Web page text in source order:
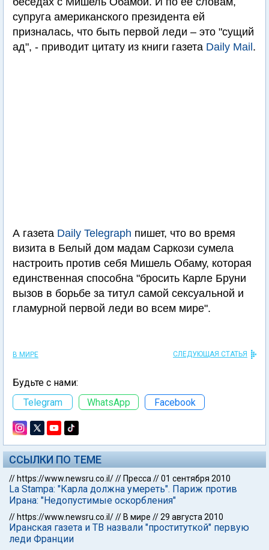
супруга американского президента ей
призналась, что быть первой леди – это "сущий
ад", - приводит цитату из книги газета Daily Mail .
А газета Daily Telegraph пишет, что во время
визита в Белый дом мадам Саркози сумела
настроить против себя Мишель Обаму, которая
единственная способна "бросить Карле Бруни
вызов в борьбе за титул самой сексуальной и
гламурной первой леди во всем мире".
В МИРЕ СЛЕДУЮЩАЯ СТАТЬЯ
Будьте с нами:
Telegram
WhatsApp Facebook
ССЫЛКИ ПО ТЕМЕ
// https://www.newsru.co.il/// Пресса //01 сентября 2010
La Stampa: "Карла должна умереть". Париж против
Ирана: "Недопустимые оскорбления"
// https://www.newsru.co.il/// В мире //29 августа 2010
Иранская газета и ТВ назвали "проституткой" первую
леди Франции